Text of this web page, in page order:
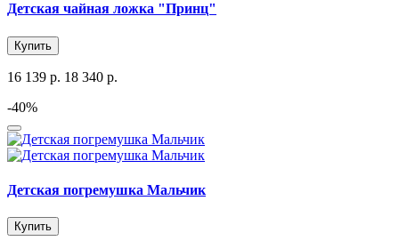
Детская чайная ложка "Принц"
Купить
16 139 р. 18 340 р.
-40%
Детская погремушка Мальчик
Купить